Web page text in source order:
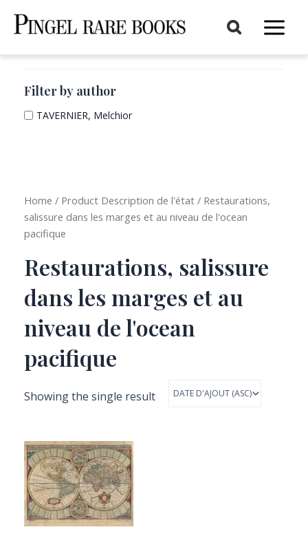
Main
Filter by author
TAVERNIER, Melchior
Home / Product Description de l'état / Restaurations,
salissure dans les marges et au niveau de l'ocean
pacifique
Restaurations, salissure
dans les marges et au
niveau de l'ocean
pacifique
Showing the single result